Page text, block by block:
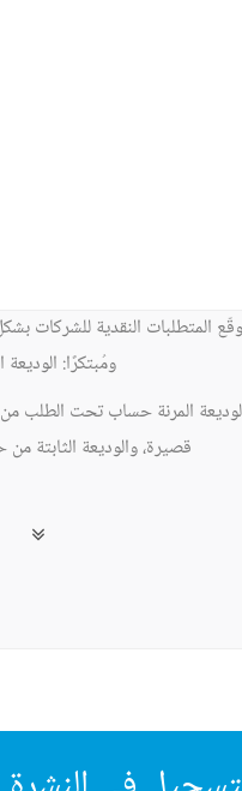
المتطلبات النقدية للشركات
ومُبتكرًا: الوديعة
المرنة حساب تحت الطلب
قصيرة، والوديعة الثابتة من